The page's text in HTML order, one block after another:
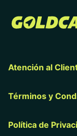
Atención al
Términos y
Política de